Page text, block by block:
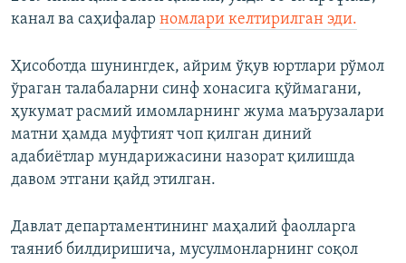
канал ва саҳифалар номлари келтирилган эди.
Ҳисоботда шунингдек, айрим ўқув юртлари рўмол
ўраган талабаларни синф хонасига қўймагани,
ҳукумат расмий имомларнинг жума маърузалари
матни ҳамда муфтият чоп қилган диний
адабиётлар мундарижасини назорат қилишда
давом этгани қайд этилган.
Давлат департаментининг маҳалий фаолларга
таяниб билдиришича, мусулмонларнинг соқол